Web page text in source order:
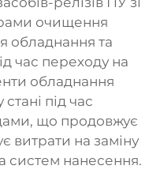
очищення
обладнання та
час переходу на
обладнання
під час
що продовжує
витрати на заміну
систем нанесення.